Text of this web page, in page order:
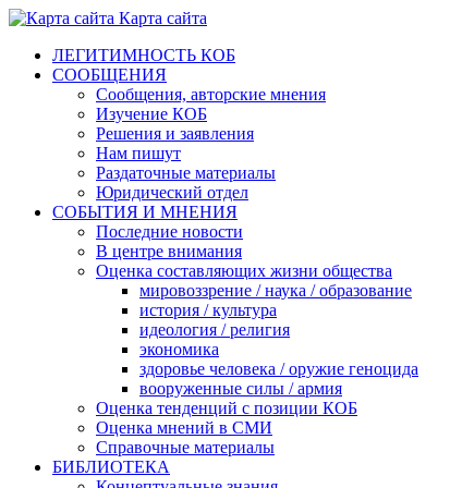
Карта сайта
ЛЕГИТИМНОСТЬ КОБ
СООБЩЕНИЯ
Сообщения, авторские мнения
Изучение КОБ
Решения и заявления
Нам пишут
Раздаточные материалы
Юридический отдел
СОБЫТИЯ И МНЕНИЯ
Последние новости
В центре внимания
Оценка составляющих жизни общества
мировоззрение / наука / образование
история / культура
идеология / религия
экономика
здоровье человека / оружие геноцида
вооруженные силы / армия
Оценка тенденций с позиции КОБ
Оценка мнений в СМИ
Справочные материалы
БИБЛИОТЕКА